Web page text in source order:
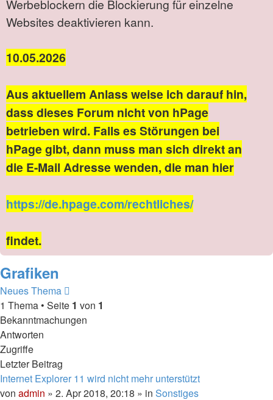
Werbeblockern die Blockierung für einzelne
Websites deaktivieren kann.
10.05.2026
Aus aktuellem Anlass weise ich darauf hin,
dass dieses Forum nicht von hPage
betrieben wird. Falls es Störungen bei
hPage gibt, dann muss man sich direkt an
die E-Mail Adresse wenden, die man hier
https://de.hpage.com/rechtliches/
findet.
Grafiken
Neues Thema
1 Thema • Seite 1 von 1
Bekanntmachungen
Antworten
Zugriffe
Letzter Beitrag
Internet Explorer 11 wird nicht mehr unterstützt
von admin » 2. Apr 2018, 20:18 » in Sonstiges